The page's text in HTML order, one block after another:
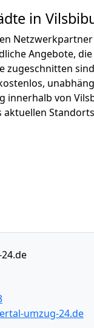
in
Angebote,
zugeschnitten
innerhalb von
umzug-24.de